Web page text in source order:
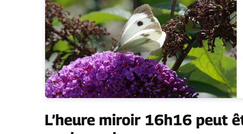
L’heure miroir 16h16 peut